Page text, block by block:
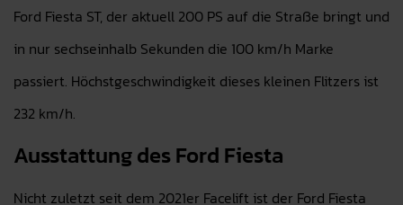
Ford Fiesta ST, der aktuell 200 PS auf die Straße bringt und
in nur sechseinhalb Sekunden die 100 km/h Marke
passiert. Höchstgeschwindigkeit dieses kleinen Flitzers ist
232 km/h.
Ausstattung des Ford Fiesta
Nicht zuletzt seit dem 2021er Facelift ist der Ford Fiesta